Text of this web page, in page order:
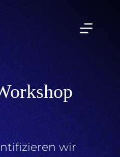
wir